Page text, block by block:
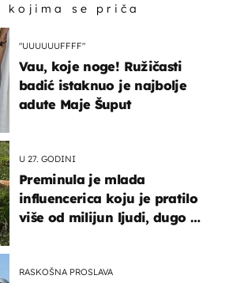
se priča
"UUUUUUFFFF"
Vau, koje noge! Ružičasti
badić istaknuo je najbolje
adute Maje Šuput
U 27. GODINI
Preminula je mlada
influencerica koju je pratilo
više od milijun ljudi, dugo se
RASKOŠNA PROSLAVA